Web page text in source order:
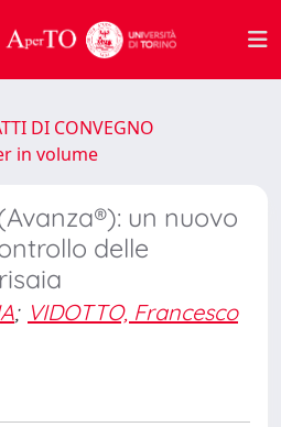
DI CONVEGNO
in volume
un nuovo
delle
; VIDOTTO, Francesco